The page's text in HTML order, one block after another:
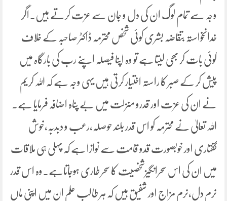
وجہ سے تمام لوگ ان کی دل و جان سے عزت کرتے ہیں۔اگر
خدانخواستہ بتقاضہ بشری کوئی شخص محترمہ ڈاکٹر صاحبہ کے خلاف
کوئی بات کر بھی لیتا ہے تو وہ اپنا فیصلہ اپنے رب کی بارگاہ میں
پیش کر کے صبر کا راستہ اختیار کرتی ہیں یہی وجہ ہے کہ اللہ کریم
نے ان کی عزت اور قدرو منزلت میں بے پناہ اضافہ فرمایا ہے۔
اللہ تعالیٰ نے محترمہ کو اس قدر بلند حوصلہ،رعب و دبدبہ،خوش
گفتاری اور خوبصورت قدو قامت سے نوازا ہے کہ پہلی ہی ملاقات
میں ان کی اس سحرانگیزشخصیت کا سحر طاری ہوجاتاہے۔وہ اس قدر
نرم دل،نرم مزاج اور شفیق ہیں کہ ہر طالب علم ان میں اپنی ماں